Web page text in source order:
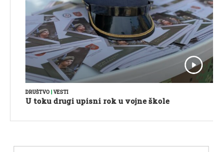
DRUŠTVO VESTI
U toku drugi upisni rok u vojne škole